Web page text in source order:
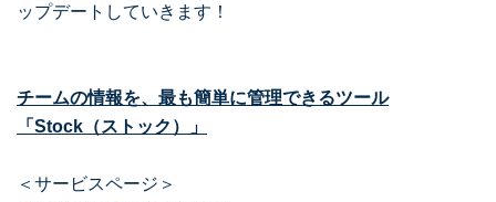
ップデートしていきます！
チームの情報を、最も簡単に管理できるツール
「Stock（ストック）」
＜サービスページ＞